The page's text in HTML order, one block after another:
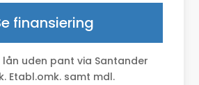
5,6
finansiering
lån uden pant via Santander
Etabl.omk. samt mdl.